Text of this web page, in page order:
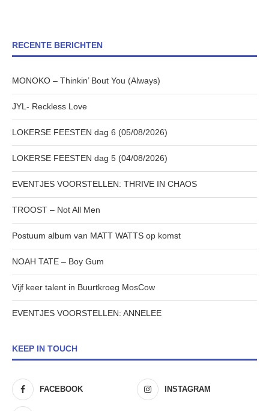
RECENTE BERICHTEN
MONOKO – Thinkin’ Bout You (Always)
JYL- Reckless Love
LOKERSE FEESTEN dag 6 (05/08/2026)
LOKERSE FEESTEN dag 5 (04/08/2026)
EVENTJES VOORSTELLEN: THRIVE IN CHAOS
TROOST – Not All Men
Postuum album van MATT WATTS op komst
NOAH TATE – Boy Gum
Vijf keer talent in Buurtkroeg MosCow
EVENTJES VOORSTELLEN: ANNELEE
KEEP IN TOUCH
FACEBOOK INSTAGRAM